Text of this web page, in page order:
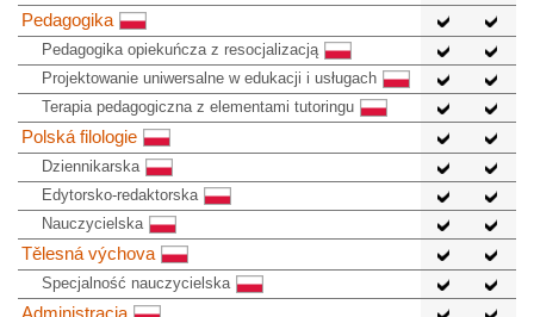
Pedagogika
Pedagogika opiekuńcza z resocjalizacją
Projektowanie uniwersalne w edukacji i usługach
Terapia pedagogiczna z elementami tutoringu
Polská filologie
Dziennikarska
Edytorsko-redaktorska
Nauczycielska
Tělesná výchova
Specjalność nauczycielska
Administracja